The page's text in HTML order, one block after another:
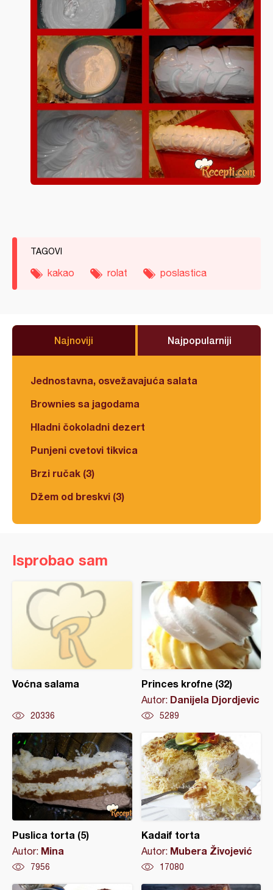
TAGOVI
kakao rolat poslastica
Najnoviji Najpopularniji
Jednostavna, osvežavajuća salata
Brownies sa jagodama
Hladni čokoladni dezert
Punjeni cvetovi tikvica
Brzi ručak (3)
Džem od breskvi (3)
Isprobao sam
Voćna salama
20336
Princes krofne (32)
Autor: Danijela Djordjevic
5289
Puslica torta (5)
Autor: Mina
7956
Kadaif torta
Autor: Mubera Živojević
17080